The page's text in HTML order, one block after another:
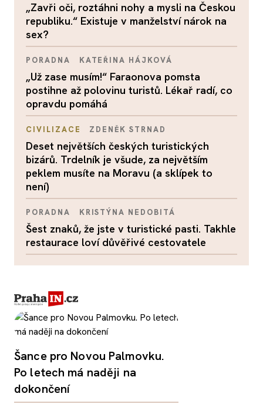
„Zavři oči, roztáhni nohy a mysli na Českou
republiku.“ Existuje v manželství nárok na
sex?
PORADNA KATEŘINA HÁJKOVÁ
„Už zase musím!“ Faraonova pomsta
postihne až polovinu turistů. Lékař radí, co
opravdu pomáhá
CIVILIZACE ZDENĚK STRNAD
Deset největších českých turistických
bizárů. Trdelník je všude, za největším
peklem musíte na Moravu (a sklípek to
není)
PORADNA KRISTÝNA NEDOBITÁ
Šest znaků, že jste v turistické pasti. Takhle
restaurace loví důvěřivé cestovatele
Šance pro Novou Palmovku.
Po letech má naději na
dokončení